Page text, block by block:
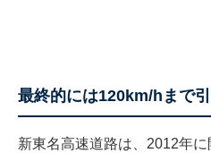
最終的には120km/hまで
新東名高速道路は、2012年